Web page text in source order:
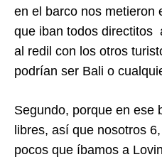
en el barco nos metieron
que iban todos directitos
al redil con los otros
podrían ser Bali o
Segundo, porque en ese
libres, así que nosotros
pocos que íbamos a